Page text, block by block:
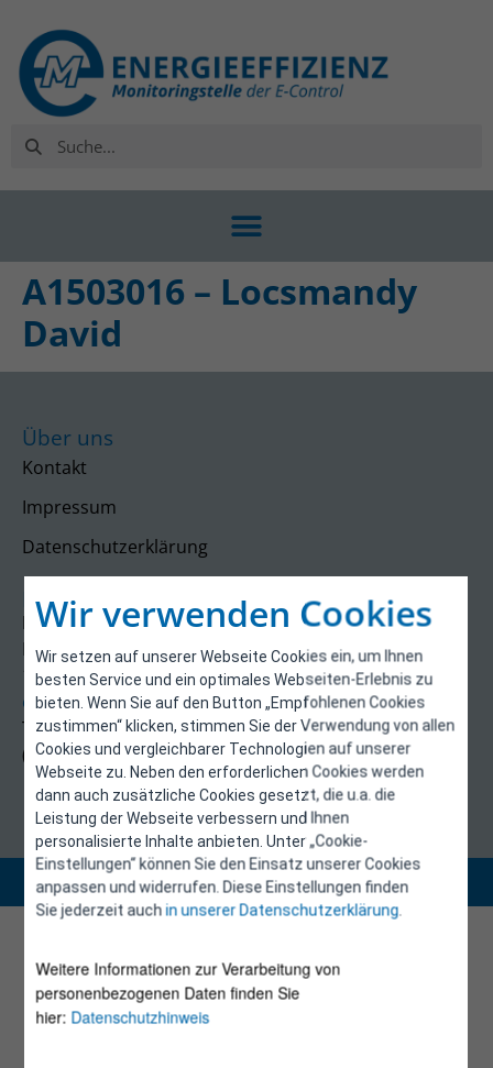
Wir verwenden Cookies
Wir setzen auf unserer Webseite Cookies ein, um Ihnen
besten Service und ein optimales Webseiten-Erlebnis zu
bieten. Wenn Sie auf den Button „Empfohlenen Cookies
zustimmen“ klicken, stimmen Sie der Verwendung von allen
Cookies und vergleichbarer Technologien auf unserer
Webseite zu. Neben den erforderlichen Cookies werden
dann auch zusätzliche Cookies gesetzt, die u.a. die
Leistung der Webseite verbessern und Ihnen
personalisierte Inhalte anbieten. Unter „Cookie-
Einstellungen“ können Sie den Einsatz unserer Cookies
anpassen und widerrufen. Diese Einstellungen finden
Sie jederzeit auchin unserer Datenschutzerklärung.
Weitere Informationen zur Verarbeitung von
personenbezogenen Daten finden Sie
hier: Datenschutzhinweis
A1503016 – Locsmandy
David
Über uns
Kontakt
Impressum
Datenschutzerklärung
Kontakt
E-Control
Rudolfsplatz 13a
1010 Wien
energieeffizienz@e-control.at
Tel +43 1 5324724
(Mo, Mi-Fr 09:30-12:30 Uhr)
Copyright 2026 © E-Control